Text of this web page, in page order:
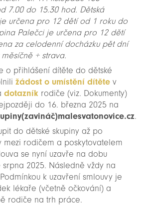
7.00 do 15.30 hod. Dětská
určena pro 12 dětí od 1 roku do
Palečci je určena pro 12 dětí
za celodenní docházku pět dní
+ strava.
o přihlášení dítěte do dětské
žádost o umístění dítětev
dotazník rodiče (viz. Dokumenty)
do 16. března 2025 na
.
do dětské skupiny až po
mezi rodičem a poskytovatelem
se nyní uzavře na dobu
srpna 2025. Následně vždy na
k uzavření smlouvy je
lékaře (včetně očkování) a
rodiče na trh práce.